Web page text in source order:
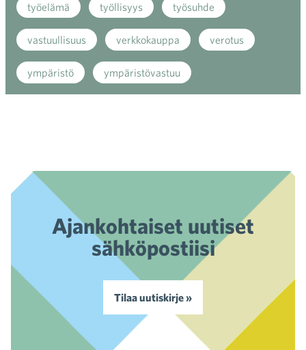
työelämä työllisyys työsuhde
vastuullisuus verkkokauppa verotus
ympäristö ympäristövastuu
Ajankohtaiset uutiset
sähköpostiisi
Tilaa uutiskirje »